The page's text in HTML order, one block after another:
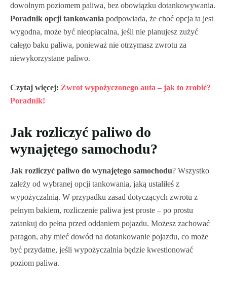
dowolnym poziomem paliwa, bez obowiązku dotankowywania.
Poradnik opcji tankowania podpowiada, że choć opcja ta jest
wygodna, może być nieopłacalna, jeśli nie planujesz zużyć
całego baku paliwa, ponieważ nie otrzymasz zwrotu za
niewykorzystane paliwo.
Czytaj więcej: Zwrot wypożyczonego auta – jak to zrobić?
Poradnik!
Jak rozliczyć paliwo do
wynajętego samochodu?
Jak rozliczyć paliwo do wynajętego samochodu? Wszystko
zależy od wybranej opcji tankowania, jaką ustaliłeś z
wypożyczalnią. W przypadku zasad dotyczących zwrotu z
pełnym bakiem, rozliczenie paliwa jest proste – po prostu
zatankuj do pełna przed oddaniem pojazdu. Możesz zachować
paragon, aby mieć dowód na dotankowanie pojazdu, co może
być przydatne, jeśli wypożyczalnia będzie kwestionować
poziom paliwa.